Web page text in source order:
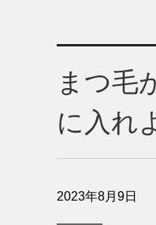
まつ毛
に入れ
2023年8月9日